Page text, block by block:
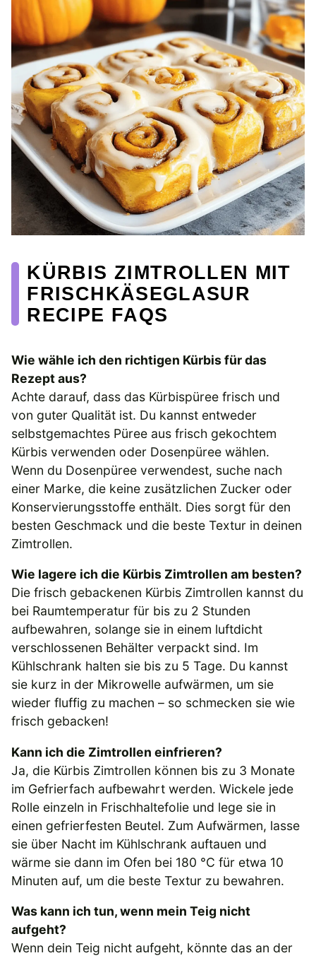
KÜRBIS ZIMTROLLEN MIT
FRISCHKÄSEGLASUR
RECIPE FAQS
Wie wähle ich den richtigen Kürbis für das
Rezept aus?
Achte darauf, dass das Kürbispüree frisch und
von guter Qualität ist. Du kannst entweder
selbstgemachtes Püree aus frisch gekochtem
Kürbis verwenden oder Dosenpüree wählen.
Wenn du Dosenpüree verwendest, suche nach
einer Marke, die keine zusätzlichen Zucker oder
Konservierungsstoffe enthält. Dies sorgt für den
besten Geschmack und die beste Textur in deinen
Zimtrollen.
Wie lagere ich die Kürbis Zimtrollen am besten?
Die frisch gebackenen Kürbis Zimtrollen kannst du
bei Raumtemperatur für bis zu 2 Stunden
aufbewahren, solange sie in einem luftdicht
verschlossenen Behälter verpackt sind. Im
Kühlschrank halten sie bis zu 5 Tage. Du kannst
sie kurz in der Mikrowelle aufwärmen, um sie
wieder fluffig zu machen – so schmecken sie wie
frisch gebacken!
Kann ich die Zimtrollen einfrieren?
Ja, die Kürbis Zimtrollen können bis zu 3 Monate
im Gefrierfach aufbewahrt werden. Wickele jede
Rolle einzeln in Frischhaltefolie und lege sie in
einen gefrierfesten Beutel. Zum Aufwärmen, lasse
sie über Nacht im Kühlschrank auftauen und
wärme sie dann im Ofen bei 180 °C für etwa 10
Minuten auf, um die beste Textur zu bewahren.
Was kann ich tun, wenn mein Teig nicht
aufgeht?
Wenn dein Teig nicht aufgeht, könnte das an der